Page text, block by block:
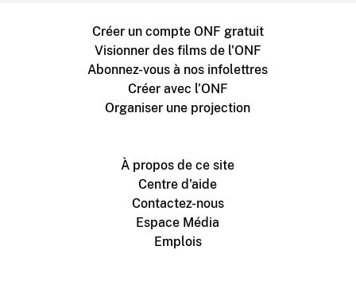
Créer un compte ONF gratuit
Visionner des films de l'ONF
Abonnez-vous à nos infolettres
Créer avec l’ONF
Organiser une projection
À propos de ce site
Centre d'aide
Contactez-nous
Espace Média
Emplois